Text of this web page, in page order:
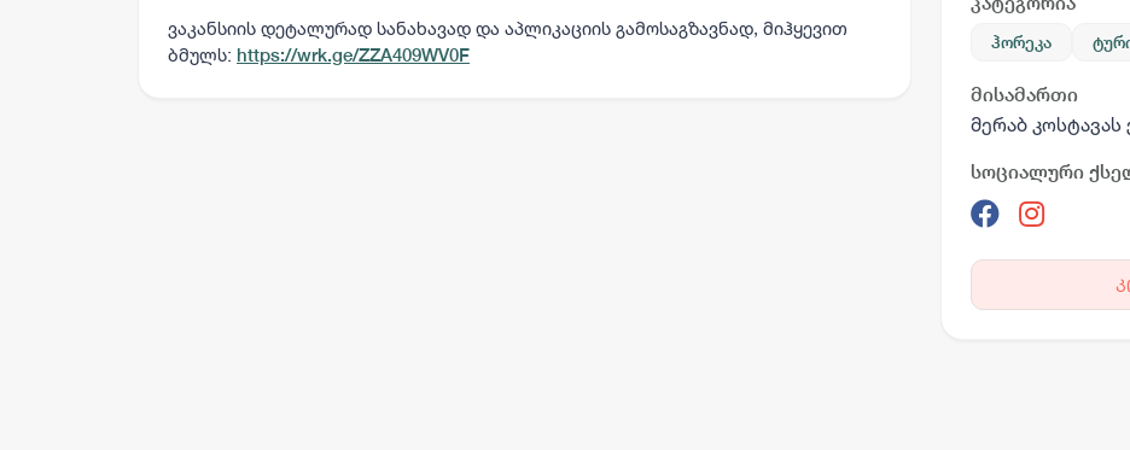
ვაკანსიის დეტალურად სანახავად და აპლიკაციის გამოსაგზავნად, მიჰყევით
ბმულს: https://wrk.ge/ZZA409WV0F
ჰორეკა
მისამართი
მერაბ
სოციალური